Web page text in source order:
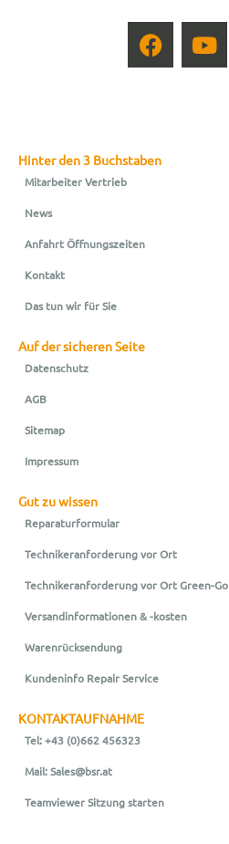
Hinter den 3 Buchstaben
Mitarbeiter Vertrieb
News
Anfahrt Öffnungszeiten
Kontakt
Das tun wir für Sie
Auf der sicheren Seite
Datenschutz
AGB
Sitemap
Impressum
Gut zu wissen
Reparaturformular
Technikeranforderung vor Ort
Technikeranforderung vor Ort Green-Go
Versandinformationen & -kosten
Warenrücksendung
Kundeninfo Repair Service
KONTAKTAUFNAHME
Tel: +43 (0)662 456323
Mail: Sales@bsr.at
Teamviewer Sitzung starten